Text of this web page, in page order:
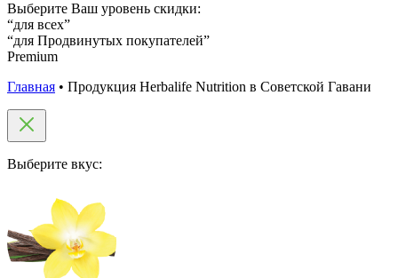
Выберите Ваш уровень скидки:
“для всех”
“для Продвинутых покупателей”
Premium
Главная • Продукция Herbalife Nutrition в Советской Гавани
Выберите вкус: